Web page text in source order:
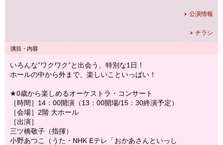
公演情報
チラシ
演目・内容
いろんな”ワクワク”と出会う、特別な1日！
ホールの中から外まで、楽しいこといっぱい！
★0歳から楽しめるオーケストラ・コンサート
［時間］14：00開演（13：00開場/15：30終演予定）
［会場］2階 大ホール
［出演］
三ツ橋敬子（指揮）
小野あつこ（うた・NHK Eテレ「おかあさんといっし